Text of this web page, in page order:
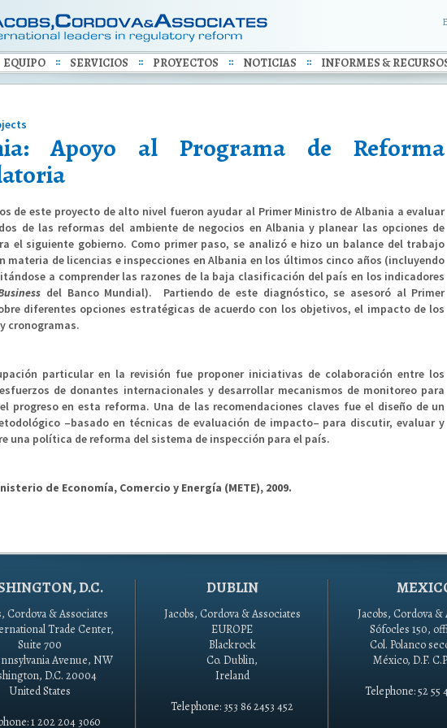
EQUIPO SERVICIOS PROYECTOS NOTICIAS INFORMES &
Apoyo al Programa de Reforma
de este proyecto de alto nivel fueron ayudar al Primer Ministro de Albania a evaluar
de las reformas del ambiente de negocios en Albania y planear las opciones de
el siguiente gobierno. Como primer paso, se analizó e hizo un balance del trabajo
materia de licencias e inspecciones en Albania en los últimos cinco años (incluyendo
a comprender las razones de la baja clasificación del país en los indicadores
del Banco Mundial). Partiendo de este diagnóstico, se asesoró al Primer
diferentes opciones estratégicas de acuerdo con los objetivos, el impacto de los
cronogramas.
particular en la revisión fue proponer iniciativas de colaboración entre los
de donantes internacionales y desarrollar mecanismos de monitoreo para
progreso en esta reforma. Una de las recomendaciones claves fue el diseño de un
–basado en técnicas de evaluación de impacto– para discutir, evaluar y
una política de reforma del sistema de inspección para el país.
de Economía, Comercio y Energía (METE), 2009.
D.C.
Cordova & Associates
Trade Center,
Suite 700
Avenue, NW
D.C. 20004
United States
1 202 204 3060
DUBLIN
Jacobs, Cordova & Associates
EUROPE
Blackrock
Co. Dublin,
Ireland
Telephone: 353 86 2453 452
Jacobs, Cordova &
Sófocles 150,
Col. Polanco
México, D.F.
Telephone: 52 55